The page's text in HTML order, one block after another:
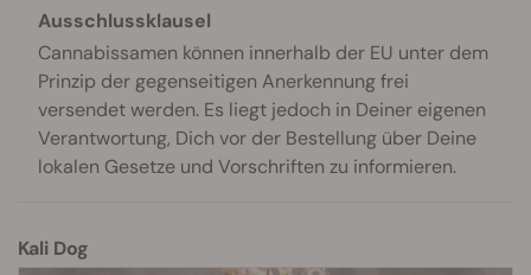
Ausschlussklausel
Cannabissamen können innerhalb der EU unter dem
Prinzip der gegenseitigen Anerkennung frei
versendet werden. Es liegt jedoch in Deiner eigenen
Verantwortung, Dich vor der Bestellung über Deine
lokalen Gesetze und Vorschriften zu informieren.
Kali Dog